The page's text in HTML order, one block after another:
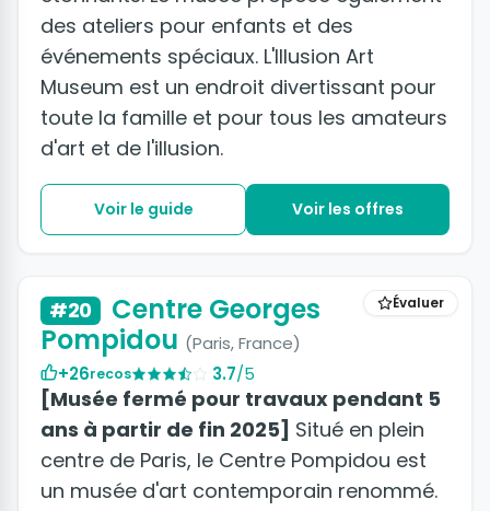
des ateliers pour enfants et des
événements spéciaux. L'Illusion Art
Museum est un endroit divertissant pour
toute la famille et pour tous les amateurs
d'art et de l'illusion.
Voir le guide Voir les offres
Évaluer
#20
Centre Georges
Pompidou (Paris, France)
+26recos 3.7/5
[Musée fermé pour travaux pendant 5
ans à partir de fin 2025] Situé en plein
centre de Paris, le Centre Pompidou est
un musée d'art contemporain renommé.